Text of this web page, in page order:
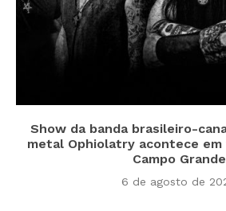
Show da banda brasileiro-
metal Ophiolatry acontece em
Campo Grande
6 de agosto de